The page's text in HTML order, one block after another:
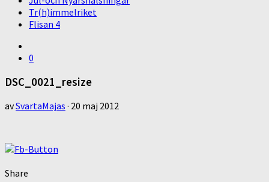
Tr(h)immelriket
Flisan 4
0
DSC_0021_resize
avSvartaMajas · 20 maj 2012
Share